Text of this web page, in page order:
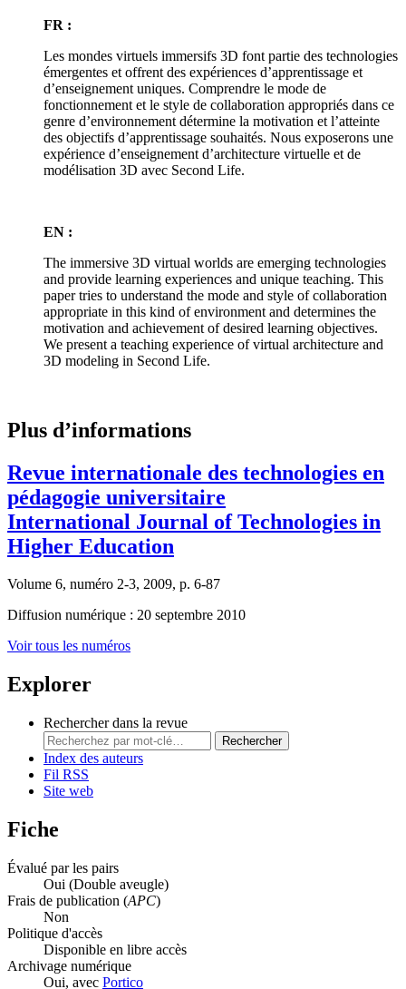
FR :
Les mondes virtuels immersifs 3D font partie des technologies
émergentes et offrent des expériences d’apprentissage et
d’enseignement uniques. Comprendre le mode de
fonctionnement et le style de collaboration appropriés dans ce
genre d’environnement détermine la motivation et l’atteinte
des objectifs d’apprentissage souhaités. Nous exposerons une
expérience d’enseignement d’architecture virtuelle et de
modélisation 3D avec Second Life.
EN :
The immersive 3D virtual worlds are emerging technologies
and provide learning experiences and unique teaching. This
paper tries to understand the mode and style of collaboration
appropriate in this kind of environment and determines the
motivation and achievement of desired learning objectives.
We present a teaching experience of virtual architecture and
3D modeling in Second Life.
Plus d’informations
Revue internationale des technologies en
pédagogie universitaire
International Journal of Technologies in
Higher Education
Volume 6, numéro 2-3, 2009, p. 6-87
Diffusion numérique : 20 septembre 2010
Voir tous les numéros
Explorer
Rechercher dans la revue
Rechercher
Index des auteurs
Fil RSS
Site web
Fiche
Évalué par les pairs
Oui (Double aveugle)
Frais de publication (APC)
Non
Politique d'accès
Disponible en libre accès
Archivage numérique
Oui, avec Portico